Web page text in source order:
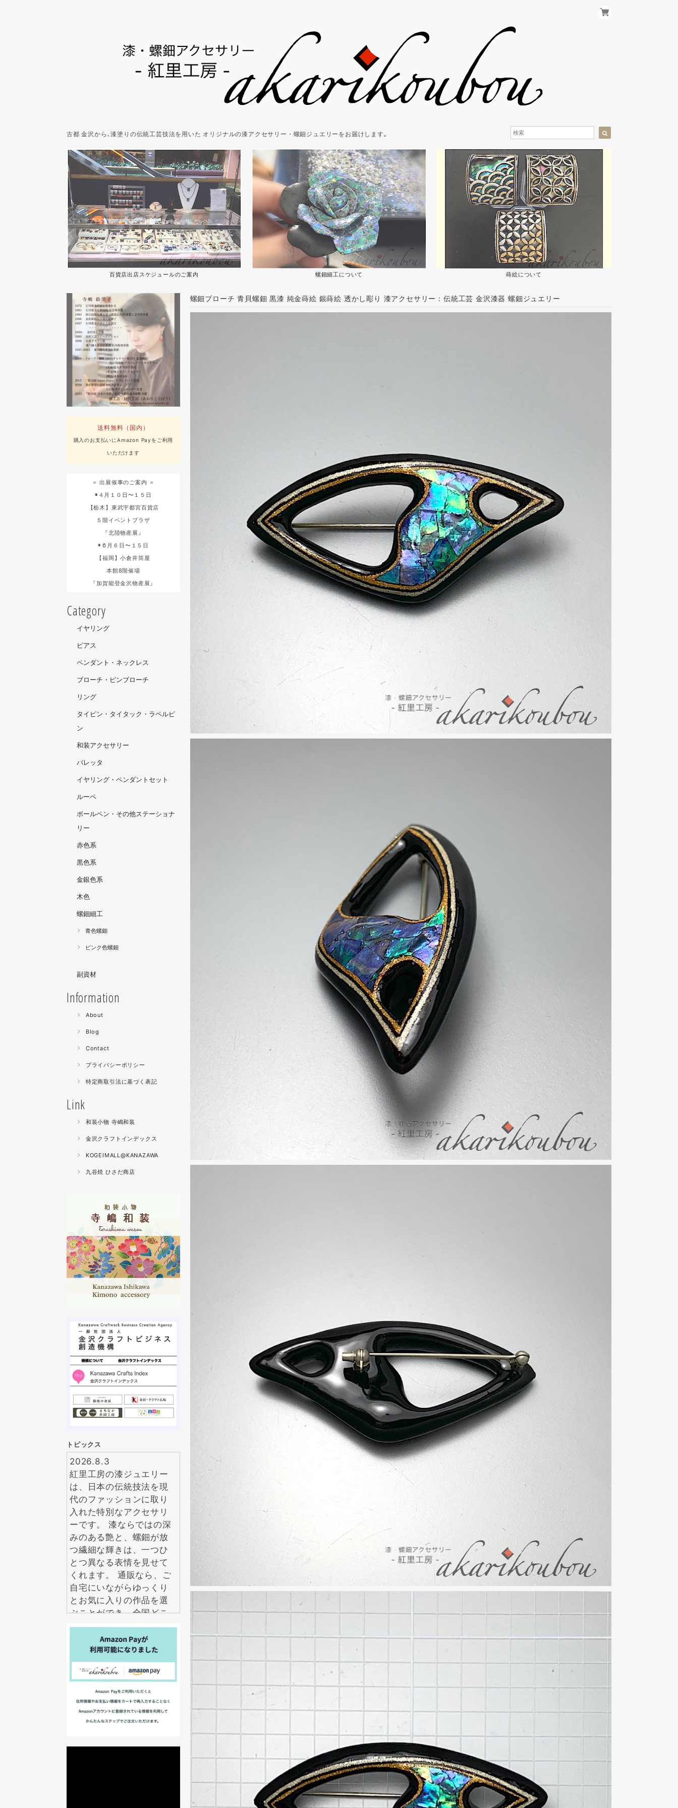
古都 金沢から､漆塗りの伝統工芸技法を用いた オリジナルの漆アクセサリー・螺鈿ジュエリーをお届けします｡
百貨店出店スケジュールのご案内 螺鈿細工について 蒔絵について
送料無料（国内）
購入のお支払いにAmazon Payをご利用
いただけます
＝ 出展催事のご案内 ＝
◉４月１０日〜１５日
【栃木】東武宇都宮百貨店
５階イベントプラザ
『北陸物産展』
◉６月６日〜１５日
【福岡】小倉井筒屋
本館8階催場
『加賀能登金沢物産展』
Category
イヤリング
ピアス
ペンダント・ネックレス
ブローチ・ピンブローチ
リング
タイピン・タイタック・ラペルピ
ン
和装アクセサリー
バレッタ
イヤリング・ペンダントセット
ルーペ
ボールペン・その他ステーショナ
リー
赤色系
黒色系
金銀色系
木色
螺鈿細工
青色螺鈿
ピンク色螺鈿
副資材
Information
About
Blog
Contact
プライバシーポリシー
特定商取引法に基づく表記
Link
和装小物 寺嶋和装
金沢クラフトインデックス
KOGEIMALL@KANAZAWA
九谷焼 ひさだ商店
トピックス
2026.8.3
紅里工房の漆ジュエリー
は、日本の伝統技法を現
代のファッションに取り
入れた特別なアクセサリ
ーです。 漆ならではの深
みのある艶と、螺鈿が放
つ繊細な輝きは、一つひ
とつ異なる表情を見せて
くれます。 通販なら、ご
自宅にいながらゆっくり
とお気に入りの作品を選
ぶことができ、全国どこ
からでも気軽にお求めい
ただけます。
2026.7.29
アクセサリーは数多くあ
りますが、本当に長く大
切にしたいと思えるもの
は意外と多くありませ
螺鈿ブローチ 青貝螺鈿 黒漆 純金蒔絵 銀蒔絵 透かし彫り 漆アクセサリー：伝統工芸 金沢漆器 螺鈿ジュエリー